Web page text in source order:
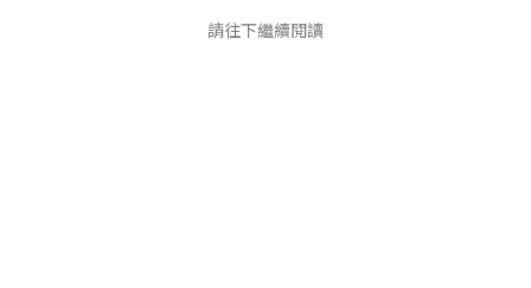
請往下繼續閱讀